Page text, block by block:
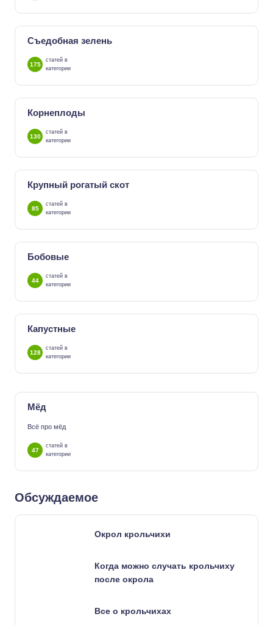
Съедобная зелень
175
статей в
категории
Корнеплоды
130
статей в
категории
Крупный рогатый скот
85
статей в
категории
Бобовые
44
статей в
категории
Капустные
128
статей в
категории
Мёд
Всё про мёд
47
статей в
категории
Обсуждаемое
Окрол крольчихи
Когда можно случать крольчиху
после окрола
Все о крольчихах